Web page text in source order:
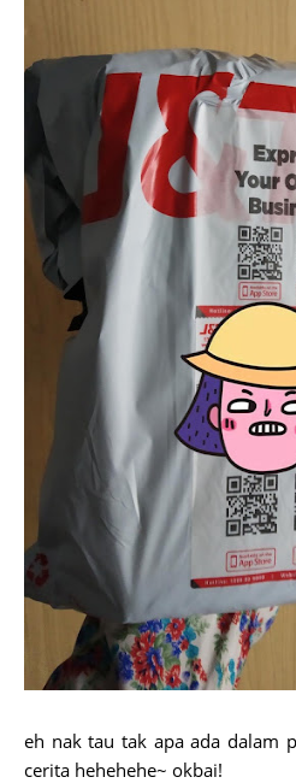
eh nak tau tak apa ada dalam
cerita hehehehe~ okbai!